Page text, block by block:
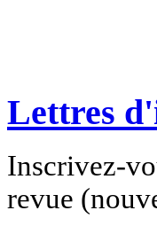
Lettres
Inscrivez-
revue